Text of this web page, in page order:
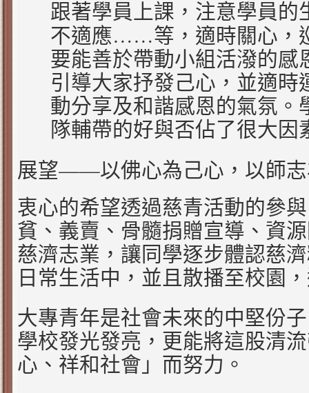
跟著學員上課，注意學員的
不適應……等，適時關心，
要能善於帶動小組活潑的感
引導大家抒發己心，並適時
動分享及和諧感恩的氣氛。
隊輔帶的好與否佔了很大因
展望——以佛心為己心，以師
衷心的希望透過慈青活動的參
貧、義賣、骨髓捐贈宣導、資
慈濟志業，讓同學逐步體認慈
日常生活中，並且散播至校園
大專青年是社會未來的中堅份
學校發光發亮，更能將這股清
心、祥和社會」而努力。